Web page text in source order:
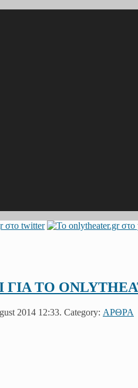
ΤΟ
2014 12:33. Category: ΑΡΘΡΑ